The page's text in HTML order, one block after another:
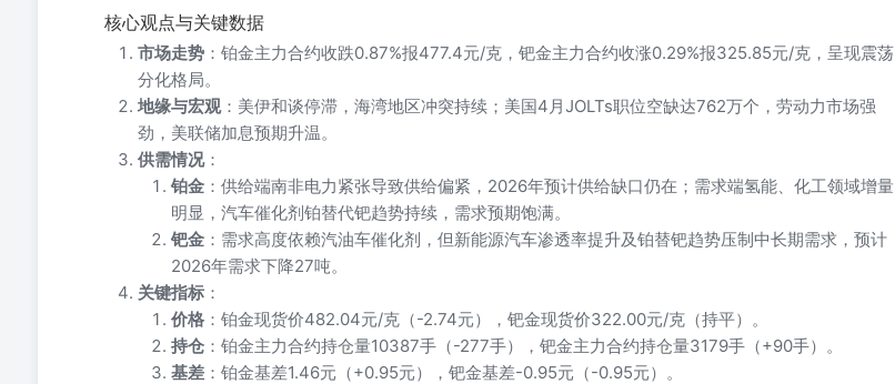
核心观点与关键数据
市场走势 ：铂金主力合约收跌0.87%报477.4元/克，钯金主力合约收涨0.29%报325.85元/克，呈现震荡
分化格局。
地缘与宏观：美伊和谈停滞，海湾地区冲突持续；美国4月JOLTs职位空缺达762万个，劳动力市场强
劲，美联储加息预期升温。
供需情况：
铂金 ：供给端南非电力紧张导致供给偏紧，2026年预计供给缺口仍在；需求端氢能、化工领域增量
明显，汽车催化剂铂替代钯趋势持续，需求预期饱满。
钯金 ：需求高度依赖汽油车催化剂，但新能源汽车渗透率提升及铂替钯趋势压制中长期需求，预计
2026年需求下降27吨。
关键指标 ：
价格 ：铂金现货价482.04元/克（-2.74元），钯金现货价322.00元/克（持平）。
持仓 ：铂金主力合约持仓量10387手（-277手），钯金主力合约持仓量3179手（+90手）。
基差 ：铂金基差1.46元（+0.95元），钯金基差-0.95元（-0.95元）。